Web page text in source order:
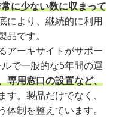
に少ない数に収まって
により、継続的に利用
品です。
アーキサイトがサポー
で一般的な5年間の運
専用窓口の設置など、
す。製品だけでなく、
体制を整えています。